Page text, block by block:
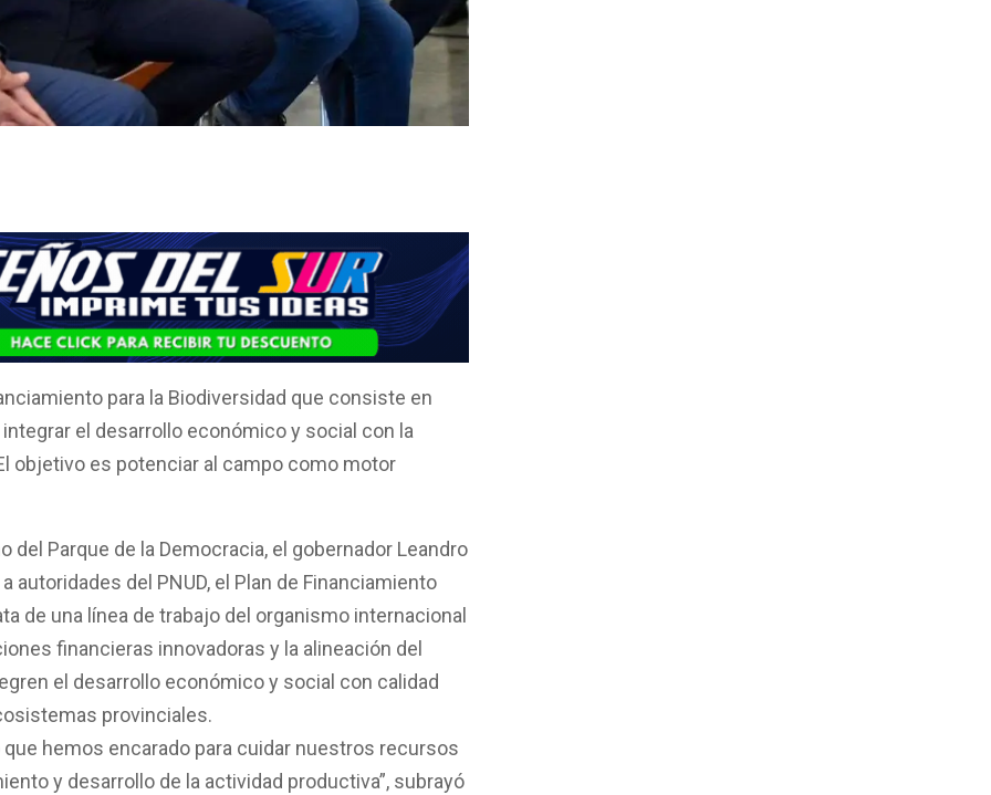
para la Biodiversidad que consiste en
el desarrollo económico y social con la
objetivo es potenciar al campo como motor
Parque de la Democracia, el gobernador Leandro
del PNUD, el Plan de Financiamiento
de una línea de trabajo del organismo internacional
financieras innovadoras y la alineación del
el desarrollo económico y social con calidad
provinciales.
hemos encarado para cuidar nuestros recursos
y desarrollo de la actividad productiva”, subrayó